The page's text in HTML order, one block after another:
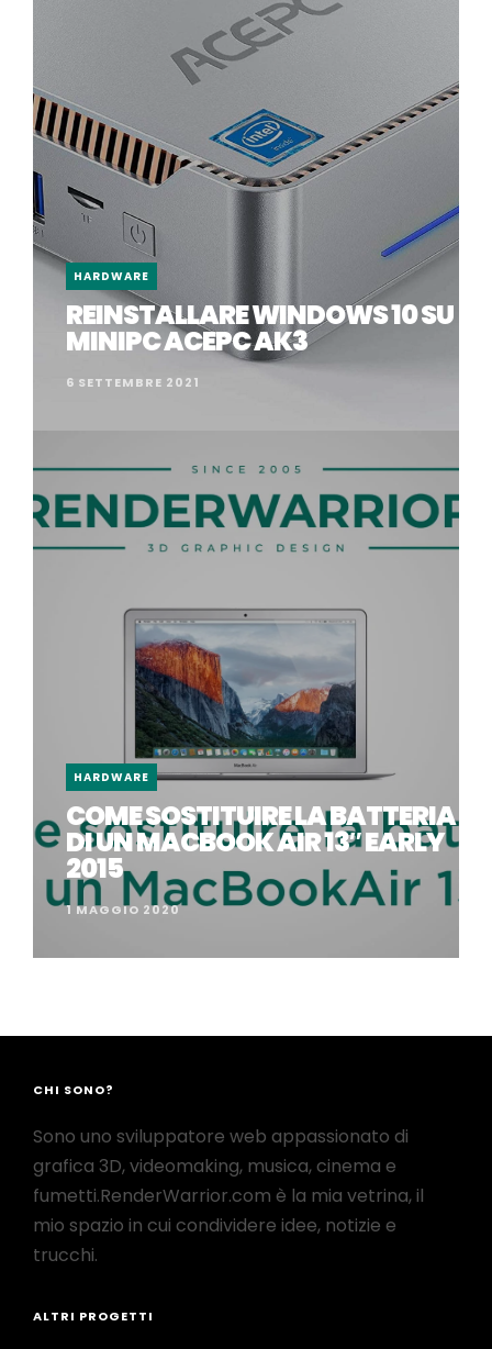
HARDWARE
REINSTALLARE WINDOWS 10 SU
MINIPC ACEPC AK3
6 SETTEMBRE 2021
HARDWARE
COME SOSTITUIRE LA BATTERIA
DI UN MACBOOK AIR 13″ EARLY
2015
1 MAGGIO 2020
CHI SONO?
Sono uno sviluppatore web appassionato di
grafica 3D, videomaking, musica, cinema e
fumetti.RenderWarrior.com è la mia vetrina, il
mio spazio in cui condividere idee, notizie e
trucchi.
ALTRI PROGETTI